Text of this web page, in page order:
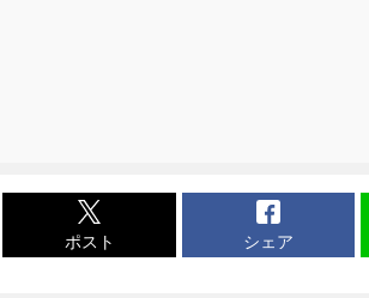
ポスト シェア